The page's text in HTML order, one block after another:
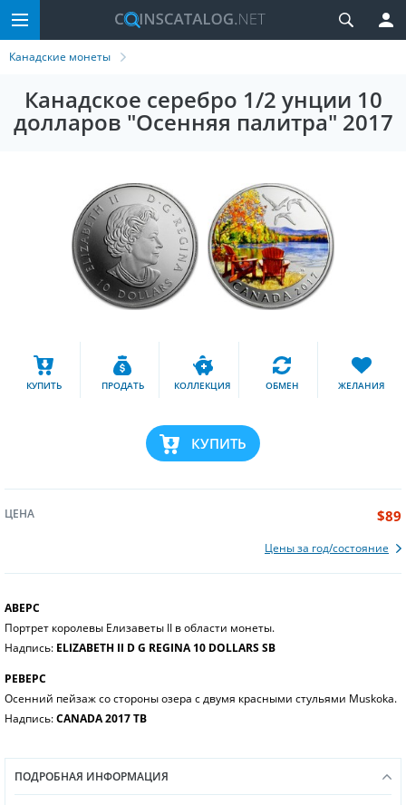
Канадские монеты
Канадское серебро 1/2 унции 10
долларов "Осенняя палитра" 2017
КУПИТЬ ПРОДАТЬ КОЛЛЕКЦИЯ ОБМЕН ЖЕЛАНИЯ
КУПИТЬ
ЦЕНА $89
Цены за год/состояние
АВЕРС
Портрет королевы Елизаветы II в области монеты.
Надпись: ELIZABETH II D G REGINA 10 DOLLARS SB
РЕВЕРС
Осенний пейзаж со стороны озера с двумя красными стульями Muskoka.
Надпись:CANADA 2017 TB
ПОДРОБНАЯ ИНФОРМАЦИЯ